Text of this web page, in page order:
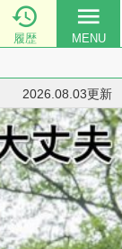

履歴
menu
MENU
2026.08.03更新